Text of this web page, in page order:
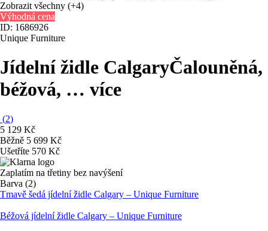
Zobrazit všechny (+4)
Výhodná cena
ID: 1686926
Unique Furniture
Jídelní židle CalgaryČalouněná,
béžová, … více
(2)
5 129 Kč
Běžně 5 699 Kč
Ušetříte 570 Kč
Zaplatím na třetiny bez navýšení
Barva (2)
Tmavě šedá jídelní židle Calgary – Unique Furniture
Béžová jídelní židle Calgary – Unique Furniture